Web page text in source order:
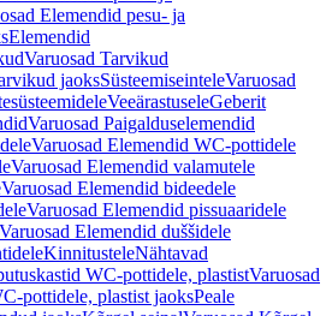
Elemendid pesu- ja
Elemendid
Varuosad Tarvikud
jaoksSüsteemiseinteleVaruosad
VeeärastuseleGeberit
Varuosad Paigalduselemendid
Varuosad Elemendid WC-pottidele
Varuosad Elemendid valamutele
Varuosad Elemendid bideedele
Varuosad Elemendid pissuaaridele
Varuosad Elemendid duššidele
KinnitusteleNähtavad
WC-pottidele, plastistVaruosad
pottidele, plastist jaoksPeale